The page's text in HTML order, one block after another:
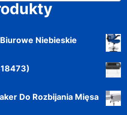
Niebieskie
Do Rozbijania Mięsa